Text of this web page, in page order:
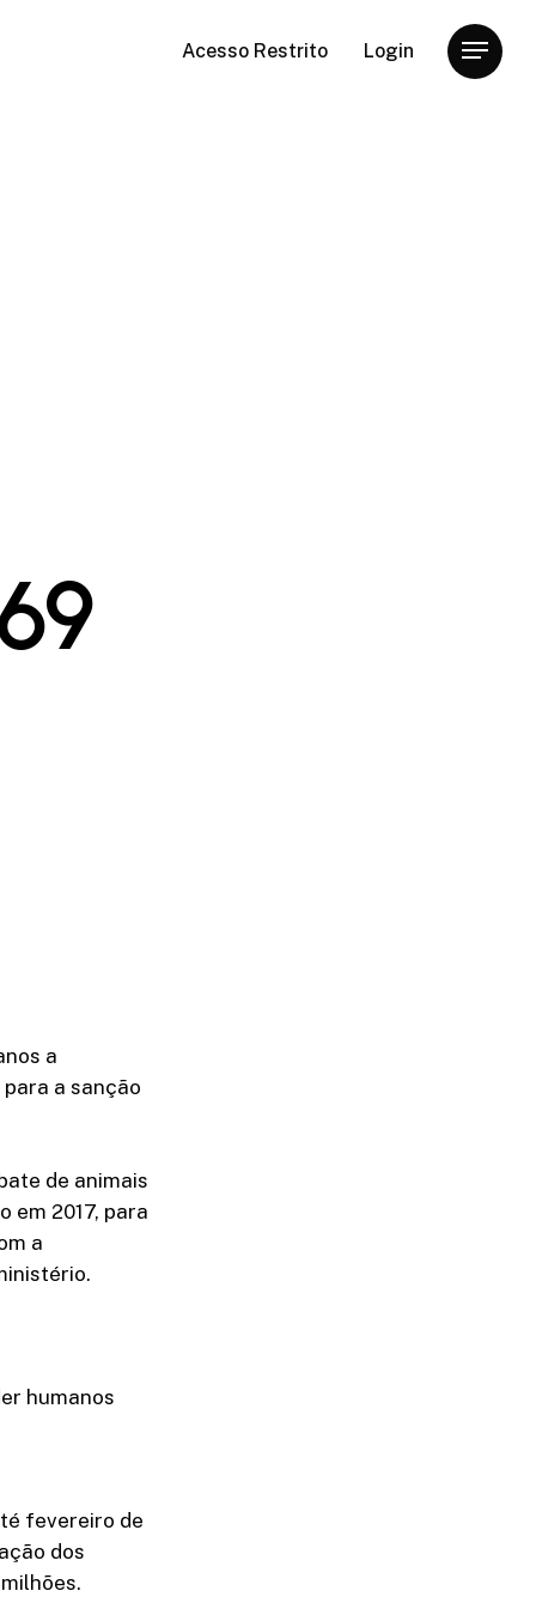
Acesso Restrito Login Menu
a
a sanção
de animais
2017, para
a
humanos
fevereiro de
dos